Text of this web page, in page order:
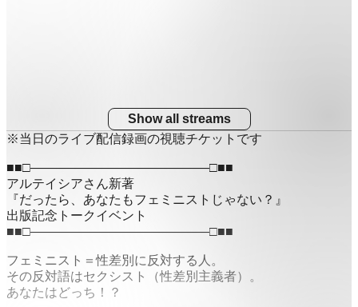
Show all streams
※当日のライブ配信録画の視聴チケットです
■■□――――――――――――――□■■
アルテイシアさん新著
『だったら、あなたもフェミニストじゃない？』
出版記念トークイベント
■■□――――――――――――――□■■
フェミニスト＝性差別に反対する人。
その反対語はセクシスト（性差別主義者）。
あなたはどっち！？